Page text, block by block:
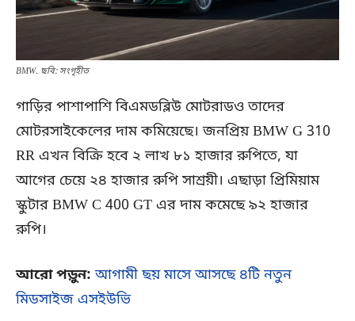
BMW. ছবি: সংগৃহীত
গাড়ির পাশাপাশি বিএমডব্লিউ মোটরাডও তাদের
মোটরসাইকেলের দাম কমিয়েছে। জনপ্রিয় BMW G 310
RR এখন বিক্রি হবে ২ লাখ ৮১ হাজার রুপিতে, যা
আগের চেয়ে ২৪ হাজার রুপি সাশ্রয়ী। এছাড়া প্রিমিয়াম
স্কুটার BMW C 400 GT এর দাম কমেছে ৯২ হাজার
রুপি।
আরো পড়ুন:আগামী ছয় মাসে আসছে ৪টি নতুন
মিডসাইজ এসইউভি